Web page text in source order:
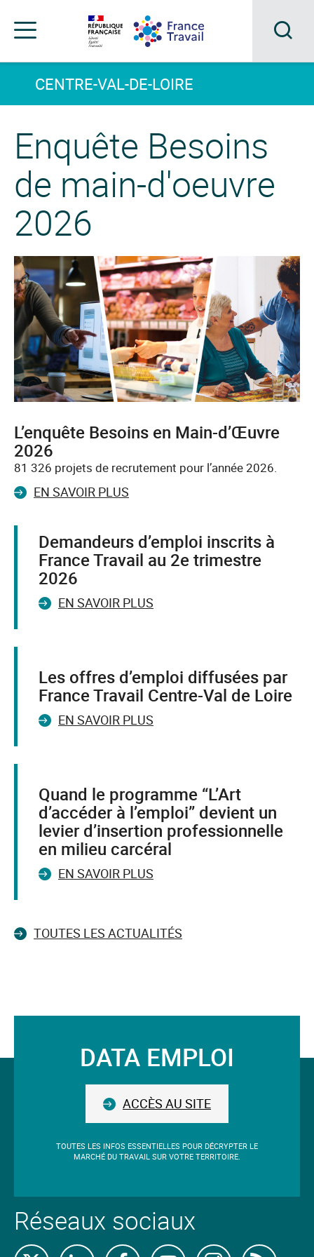
menu
contenu
pied
page
la
Menu
CENTRE-VAL-DE-LOIRE
Les
dernières
actualités
de
France
Travail
Enquête Besoins
de main-d'oeuvre
2026
L’enquête Besoins en Main-d’Œuvre
2026
81 326 projets de recrutement pour l’année 2026.
EN SAVOIR PLUS
Demandeurs d’emploi inscrits à
France Travail au 2e trimestre
2026
EN SAVOIR PLUS
Les offres d’emploi diffusées par
France Travail Centre-Val de Loire
EN SAVOIR PLUS
Quand le programme “L’Art
d’accéder à l’emploi” devient un
levier d’insertion professionnelle
en milieu carcéral
EN SAVOIR PLUS
TOUTES LES ACTUALITÉS
Suivez-DATA EMPLOI
ACCÈS AU SITE
TOUTES LES INFOS ESSENTIELLES POUR DÉCRYPTER LE
MARCHÉ DU TRAVAIL SUR VOTRE TERRITOIRE.
Réseaux sociaux